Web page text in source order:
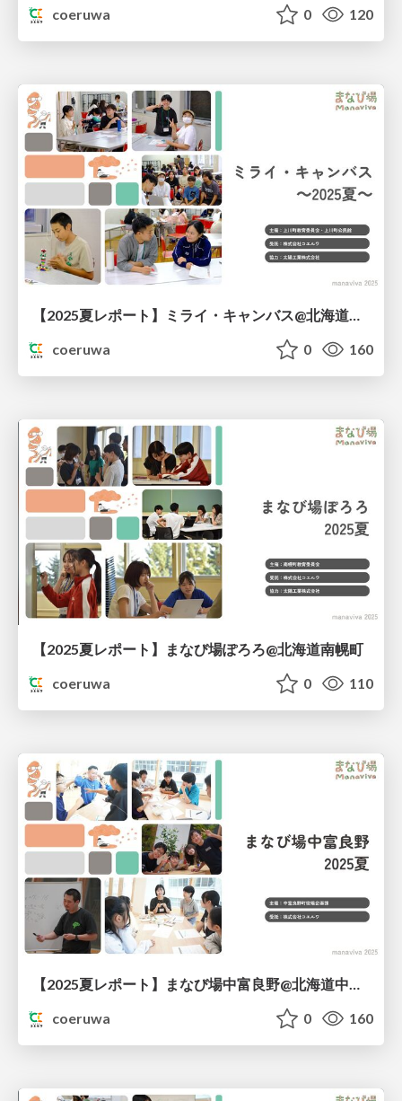
coeruwa
0 120
【2025夏レポート】ミライ・キャンバス@北海道上川町
coeruwa
0 160
【2025夏レポート】まなび場ぽろろ@北海道南幌町
coeruwa
0 110
coeruwa
0 160